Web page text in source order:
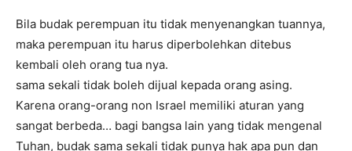
Bila budak perempuan itu tidak menyenangkan tuannya,
maka perempuan itu harus diperbolehkan ditebus
kembali oleh orang tua nya.
sama sekali tidak boleh dijual kepada orang asing.
Karena orang-orang non Israel memiliki aturan yang
sangat berbeda… bagi bangsa lain yang tidak mengenal
Tuhan, budak sama sekali tidak punya hak apa pun dan